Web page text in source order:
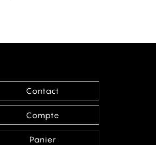
Contact
Compte
Panier